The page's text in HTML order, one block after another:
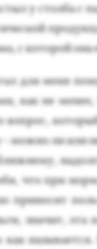
у стол­ба с
с ко­торой
для ме­ня
как не
- мож­но ли или
что при
при­носит
зна­чит,